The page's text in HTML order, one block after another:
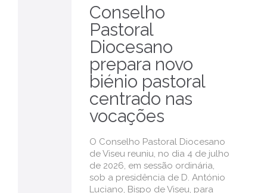
Conselho
Pastoral
Diocesano
prepara novo
biénio pastoral
centrado nas
vocações
O Conselho Pastoral Diocesano
de Viseu reuniu, no dia 4 de julho
de 2026, em sessão ordinária,
sob a presidência de D. António
Luciano, Bispo de Viseu, para